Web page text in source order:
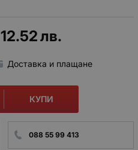
12.52лв.
Доставка и плащане
КУПИ
088 55 99 413